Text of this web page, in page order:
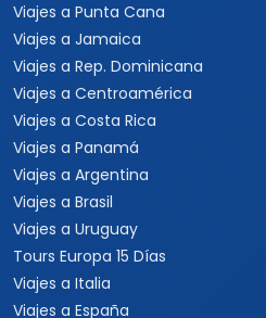
Viajes a Punta Cana
Viajes a Jamaica
Viajes a Rep. Dominicana
Viajes a Centroamérica
Viajes a Costa Rica
Viajes a Panamá
Viajes a Argentina
Viajes a Brasil
Viajes a Uruguay
Tours Europa 15 Días
Viajes a Italia
Viajes a España